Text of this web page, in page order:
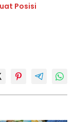
Posisi